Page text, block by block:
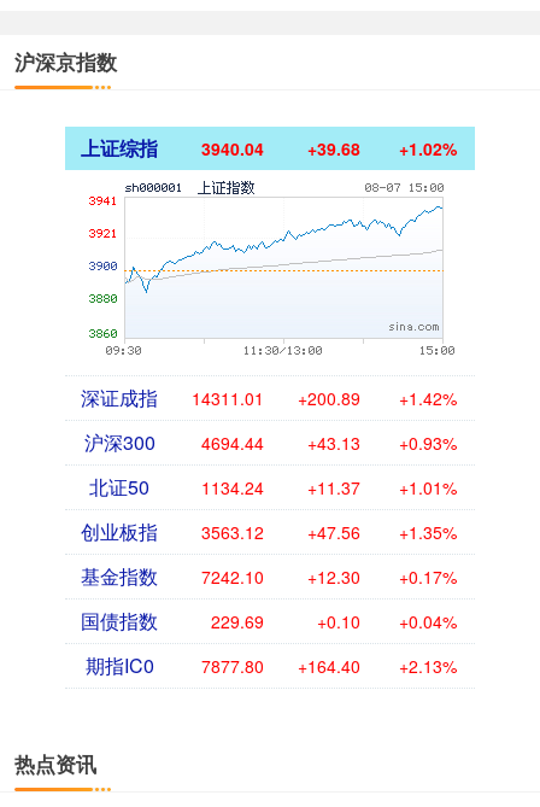
沪深京指数
上证综指 3940.04 +39.68 +1.02%
深证成指 14311.01 +200.89 +1.42%
沪深300 4694.44 +43.13 +0.93%
北证50 1134.24 +11.37 +1.01%
创业板指 3563.12 +47.56 +1.35%
基金指数 7242.10 +12.30 +0.17%
国债指数 229.69 +0.10 +0.04%
期指IC0 7877.80 +164.40 +2.13%
热点资讯